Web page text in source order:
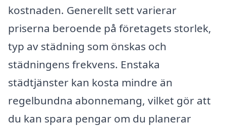
kostnaden. Generellt sett varierar
priserna beroende på företagets storlek,
typ av städning som önskas och
städningens frekvens. Enstaka
städtjänster kan kosta mindre än
regelbundna abonnemang, vilket gör att
du kan spara pengar om du planerar